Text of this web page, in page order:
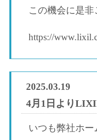
この機会に是
https://
2025.03.19
4月1日より
いつも弊社ホ